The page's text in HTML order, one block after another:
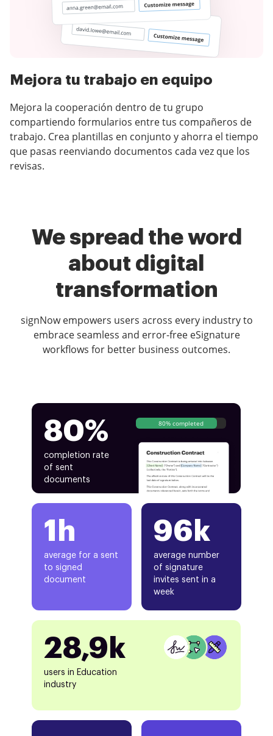
Mejora tu trabajo en equipo
Mejora la cooperación dentro de tu grupo
compartiendo formularios entre tus compañeros de
trabajo. Crea plantillas en conjunto y ahorra el tiempo
que pasas reenviando documentos cada vez que los
revisas.
We spread the word
about digital
transformation
signNow empowers users across every industry to
embrace seamless and error-free eSignature
workflows for better business outcomes.
80%
completion rate
of sent
documents
80% completed
1h
average for a sent
to signed
document
96k
average number
of signature
invites sent in a
week
28,9k
users in Education
industry